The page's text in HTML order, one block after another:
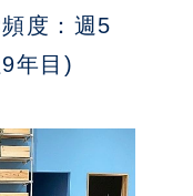
度：週5
年目)